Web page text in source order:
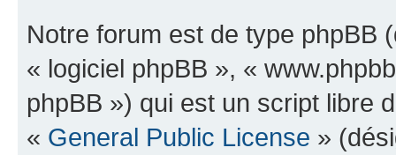
Notre forum est de type phpBB
« logiciel phpBB », «
phpBB ») qui est un script libre
« General Public License »